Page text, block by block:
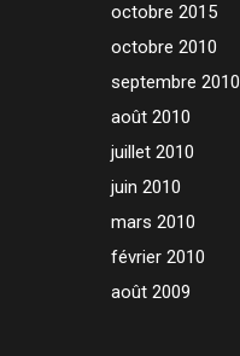
octobre 2015
octobre 2010
septembre 2010
août 2010
juillet 2010
juin 2010
mars 2010
février 2010
août 2009